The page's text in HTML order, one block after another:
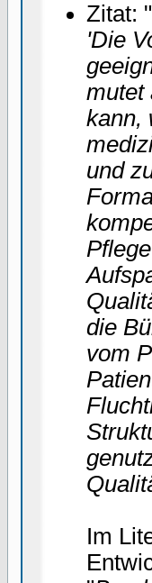
Zitat: "
'Die
mutet
kann,
und
die
vom
Im